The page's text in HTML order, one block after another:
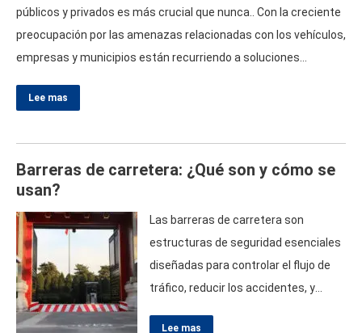
diversos aspectos de los sistemas
de bolardos automáticos., bolardos
hidráulicos retráctiles, y sistemas de
públicos y privados es más crucial que nunca.. Con la creciente
preocupación por las amenazas relacionadas con los vehículos,
empresas y municipios están recurriendo a soluciones
barreras innovadoras están diseñadas para proporcionar una
acceso.. Este artículo profundiza en los distintos tipos de
bolardos.,…
Lee mas
Barreras de carretera: ¿Qué son y cómo se
usan?
Las barreras de carretera son
estructuras de seguridad esenciales
diseñadas para controlar el flujo de
tráfico, reducir los accidentes, y
Lee mas